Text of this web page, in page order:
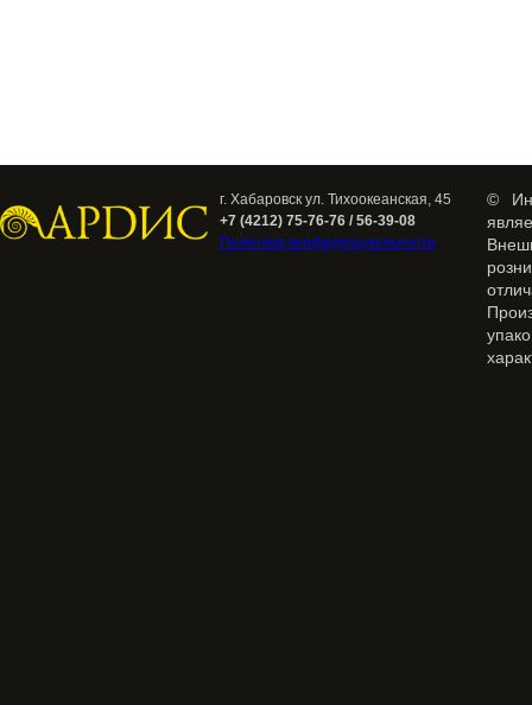
г. Хабаровск ул. Тихоокеанская, 45
+7 (4212) 75-76-76 / 56-39-08
Политика конфиденциальности
©